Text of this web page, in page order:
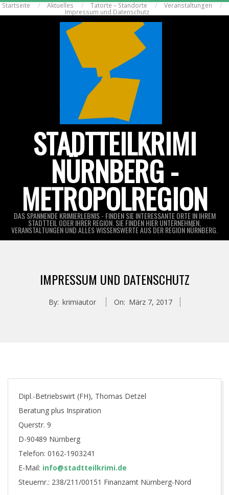
Skip
Startseite Aktuelles Tatorte – Standorte Veranstaltungen
Impressum und Datenschutz
STADTTEILKRIMI
NÜRNBERG -
METROPOLREGION
DAS SPANNENDE KRIMIERLEBNIS - FINDEN SIE INTERESSANTE ORTE IN IHREM
STADTTEIL ODER IHRER REGION. SIE FINDEN HIER UNTERNEHMEN,
VERANSTALTUNGEN UND ALLES WISSENSWERTE AUS DER REGION NÜRNBERG.
IMPRESSUM UND DATENSCHUTZ
By: krimiautor On: März 7, 2017
Dipl.-Betriebswirt (FH), Thomas Detzel
Beratung plus Inspiration
Querstr. 9
D-90489 Nürnberg
Telefon: 0162-1903241
E-Mail: info@stadtteilkrimi.de
Steuernr.: 238/211/00151 Finanzamt Nürnberg-Nord